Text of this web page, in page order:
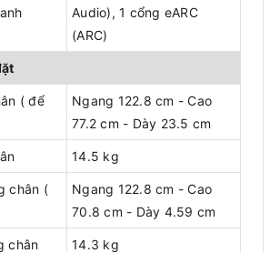
Audio), 1 cổng eARC
(ARC)
( để
Ngang 122.8 cm - Cao
77.2 cm - Dày 23.5 cm
14.5 kg
chân (
Ngang 122.8 cm - Cao
70.8 cm - Dày 4.59 cm
chân 14.3 kg